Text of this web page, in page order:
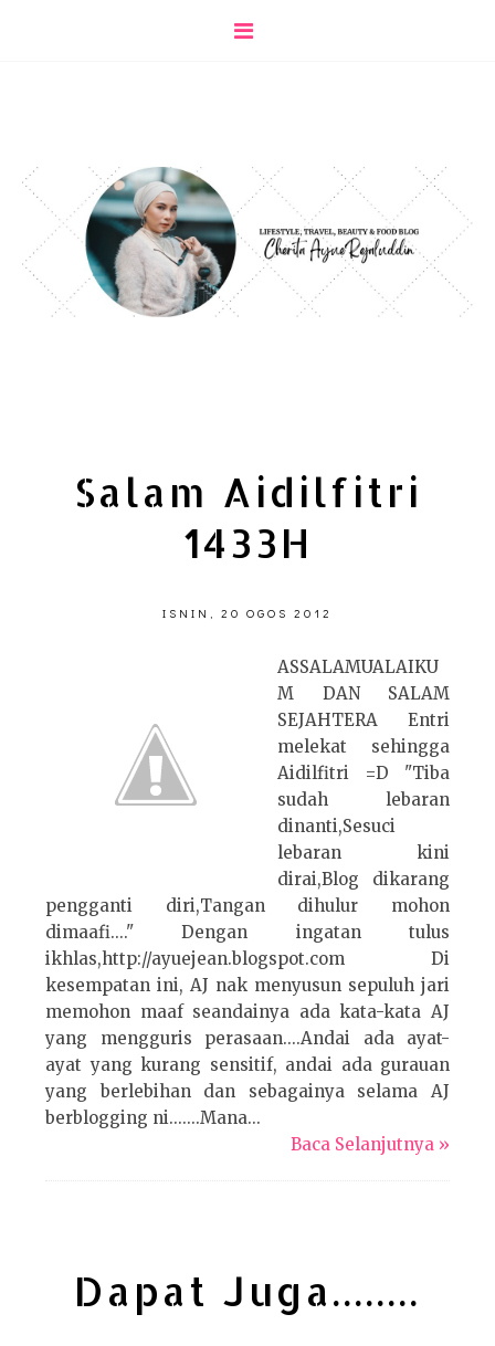
Salam Aidilfitri
1433H
ISNIN, 20 OGOS 2012
ASSALAMUALAIKU
M DAN SALAM
SEJAHTERA Entri
melekat sehingga
Aidilfitri =D "Tiba
sudah lebaran
dinanti,Sesuci
lebaran kini
dirai,Blog dikarang
pengganti diri,Tangan dihulur mohon
dimaafi...." Dengan ingatan tulus
ikhlas,http://ayuejean.blogspot.com Di
kesempatan ini, AJ nak menyusun sepuluh jari
memohon maaf seandainya ada kata-kata AJ
yang mengguris perasaan....Andai ada ayat-
ayat yang kurang sensitif, andai ada gurauan
yang berlebihan dan sebagainya selama AJ
berblogging ni.......Mana...
Baca Selanjutnya »
Dapat Juga........